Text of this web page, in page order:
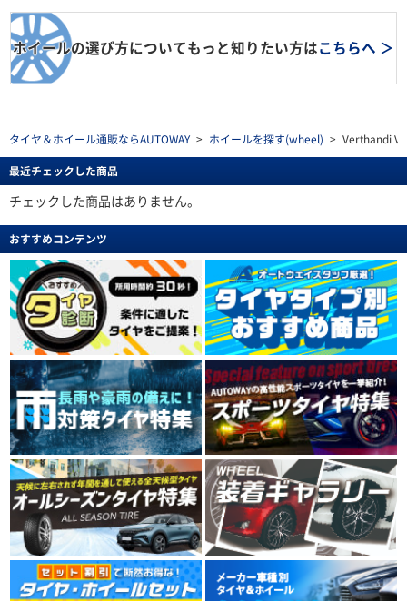
ホイールの選び方についてもっと知りたい方はこちらへ ＞
タイヤ＆ホイール通販ならAUTOWAY > ホイールを探す(wheel) > Verthandi
最近チェックした商品
チェックした商品はありません。
おすすめコンテンツ